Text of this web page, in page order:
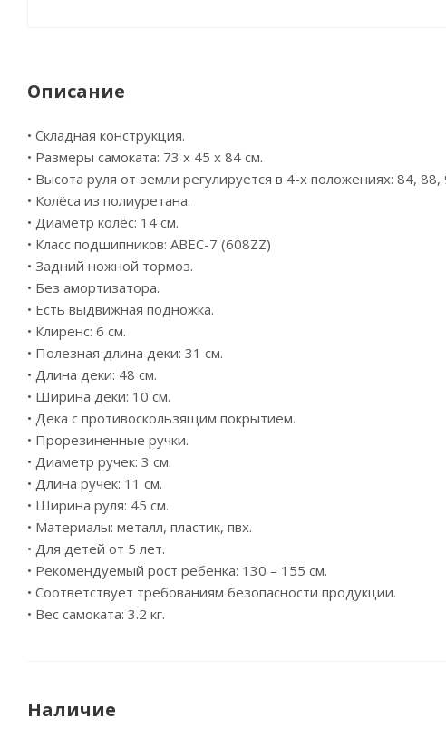
Описание
• Складная конструкция.
• Размеры самоката: 73 х 45 х 84 см.
• Высота руля от земли регулируется в 4-х положениях: 84, 88,
• Колёса из полиуретана.
• Диаметр колёс: 14 см.
• Класс подшипников: ABEC-7 (608ZZ)
• Задний ножной тормоз.
• Без амортизатора.
• Есть выдвижная подножка.
• Клиренс: 6 см.
• Полезная длина деки: 31 см.
• Длина деки: 48 см.
• Ширина деки: 10 см.
• Дека с противоскользящим покрытием.
• Прорезиненные ручки.
• Диаметр ручек: 3 см.
• Длина ручек: 11 см.
• Ширина руля: 45 см.
• Материалы: металл, пластик, пвх.
• Для детей от 5 лет.
• Рекомендуемый рост ребенка: 130 – 155 см.
• Соответствует требованиям безопасности продукции.
• Вес самоката: 3.2 кг.
Наличие